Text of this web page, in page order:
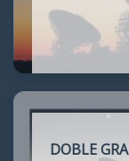
DOBLE